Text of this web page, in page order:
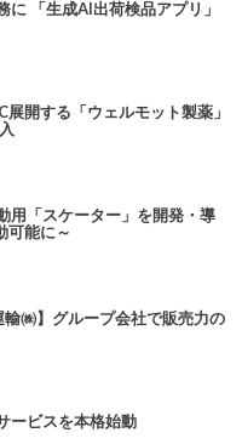
「生成AI出荷検品アプリ」
開する「ウェルモット製薬」
用「スケーター」を開発・導
可能に～
輸㈱】グループ会社で販売力の
ービスを本格始動